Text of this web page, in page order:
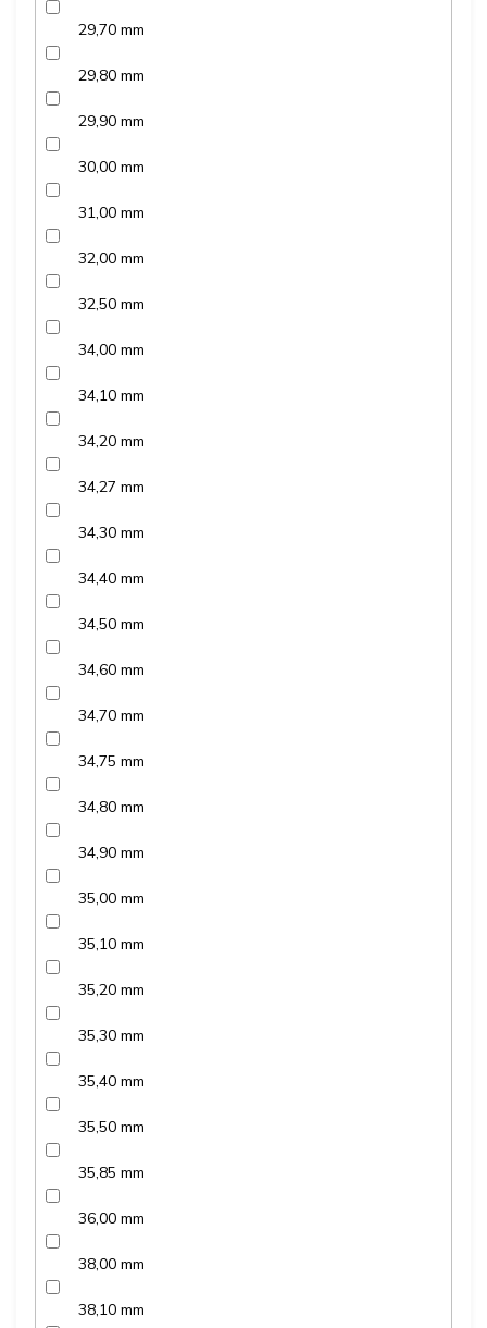
29,70 mm
29,80 mm
29,90 mm
30,00 mm
31,00 mm
32,00 mm
32,50 mm
34,00 mm
34,10 mm
34,20 mm
34,27 mm
34,30 mm
34,40 mm
34,50 mm
34,60 mm
34,70 mm
34,75 mm
34,80 mm
34,90 mm
35,00 mm
35,10 mm
35,20 mm
35,30 mm
35,40 mm
35,50 mm
35,85 mm
36,00 mm
38,00 mm
38,10 mm